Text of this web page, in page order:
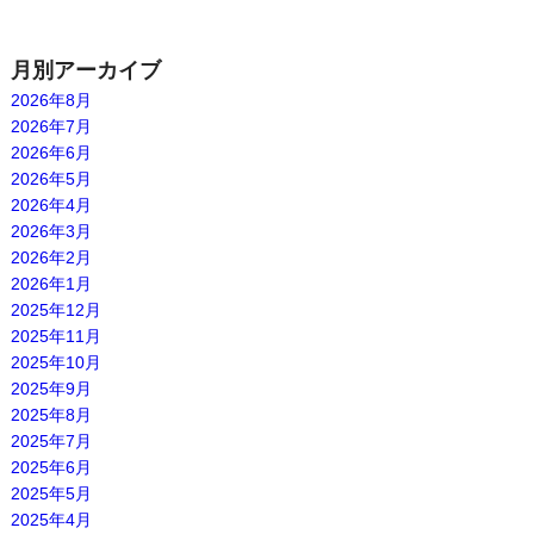
月別アーカイブ
2026年8月
2026年7月
2026年6月
2026年5月
2026年4月
2026年3月
2026年2月
2026年1月
2025年12月
2025年11月
2025年10月
2025年9月
2025年8月
2025年7月
2025年6月
2025年5月
2025年4月